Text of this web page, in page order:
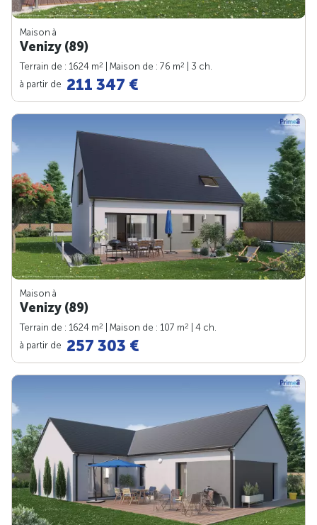
Maison à
Venizy (89)
Terrain de : 1624 m2 | Maison de : 76 m2
| 3 ch.
à partir de 211 347 €
Maison à
Venizy (89)
Terrain de : 1624 m2 | Maison de : 107 m2
| 4 ch.
à partir de 257 303 €